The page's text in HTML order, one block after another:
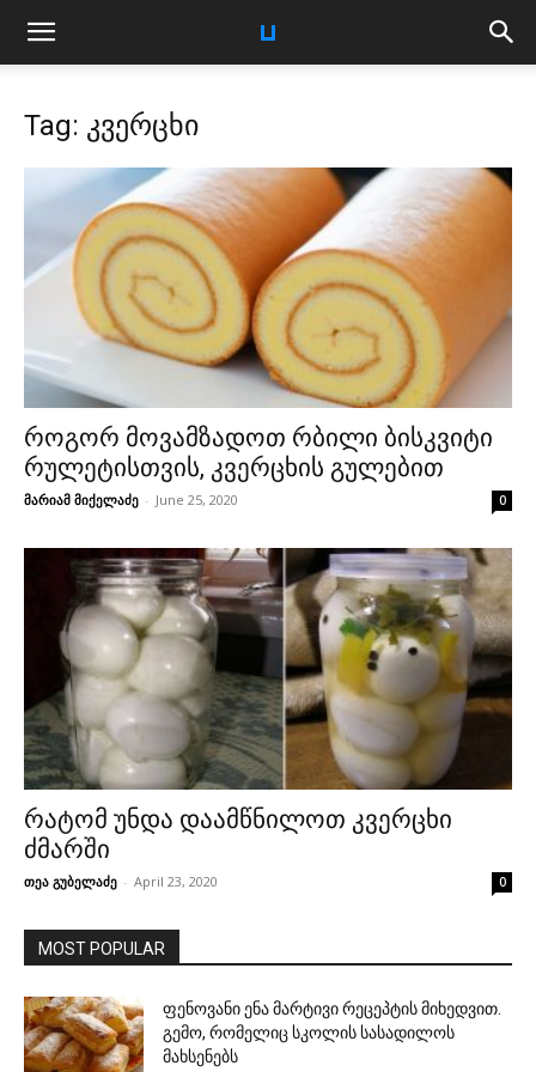
Tag: კვერცხი
როგორ მოვამზადოთ რბილი ბისკვიტი
რულეტისთვის, კვერცხის გულებით
მარიამ მიქელაძე - June 25, 2020 0
რატომ უნდა დაამწნილოთ კვერცხი
ძმარში
თეა გუბელაძე - April 23, 2020 0
MOST POPULAR
ფენოვანი ენა მარტივი რეცეპტის მიხედვით.
გემო, რომელიც სკოლის სასადილოს
მახსენებს